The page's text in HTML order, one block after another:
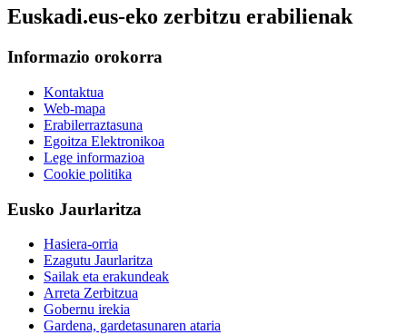
Euskadi.eus-eko zerbitzu erabilienak
Informazio orokorra
Kontaktua
Web-mapa
Erabilerraztasuna
Egoitza Elektronikoa
Lege informazioa
Cookie politika
Eusko Jaurlaritza
Hasiera-orria
Ezagutu Jaurlaritza
Sailak eta erakundeak
Arreta Zerbitzua
Gobernu irekia
Gardena, gardetasunaren ataria